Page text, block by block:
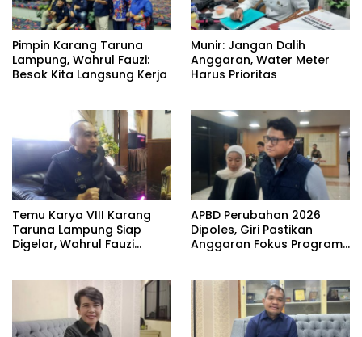
Pimpin Karang Taruna
Lampung, Wahrul Fauzi:
Besok Kita Langsung Kerja
Munir: Jangan Dalih
Anggaran, Water Meter
Harus Prioritas
Temu Karya VIII Karang
Taruna Lampung Siap
Digelar, Wahrul Fauzi
APBD Perubahan 2026
Dipoles, Giri Pastikan
Anggaran Fokus Program